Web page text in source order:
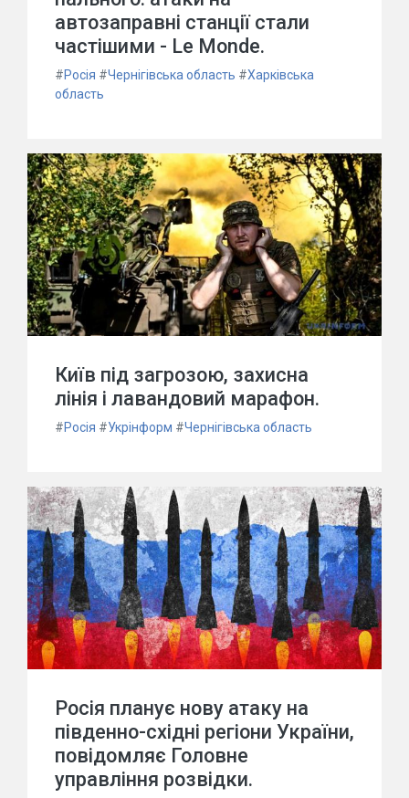
автозаправні станції стали
частішими - Le Monde.
#Росія #Чернігівська область #Харківська
область
Київ під загрозою, захисна
лінія і лавандовий марафон.
#Росія #Укрінформ #Чернігівська область
Росія планує нову атаку на
південно-східні регіони України,
повідомляє Головне
управління розвідки.